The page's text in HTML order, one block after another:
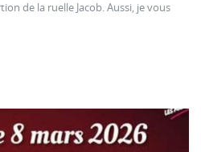
de la ruelle Jacob. Aussi, je vous